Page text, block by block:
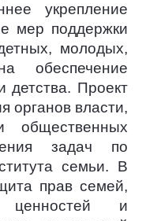
укрепление
мер поддержки
молодых,
обеспечение
детства. Проект
органов власти,
общественных
задач по
семьи. В
прав семей,
ценностей и